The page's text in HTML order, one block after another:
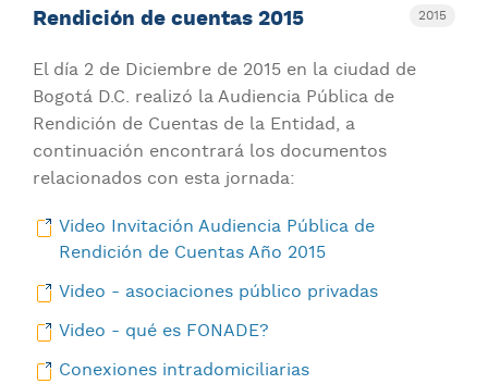
2015
Rendición de cuentas 2015
El día 2 de Diciembre de 2015 en la ciudad de
Bogotá D.C. realizó la Audiencia Pública de
Rendición de Cuentas de la Entidad, a
continuación encontrará los documentos
relacionados con esta jornada:
Video Invitación Audiencia Pública de
Rendición de Cuentas Año 2015
Video - asociaciones público privadas
Video - qué es FONADE?
Conexiones intradomiciliarias